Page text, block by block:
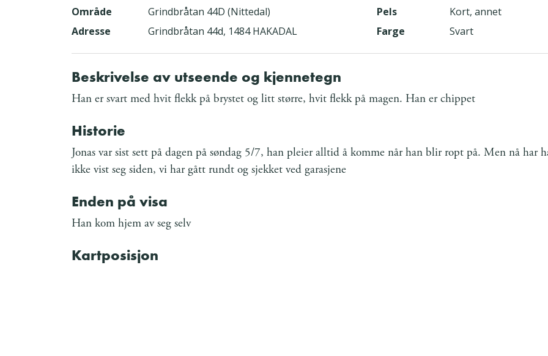
Område
Grindbråtan 44D (Nittedal)
Adresse
Grindbråtan 44d, 1484 HAKADAL
Pels
Kort, annet
Farge
Svart
Beskrivelse av utseende og kjennetegn
Han er svart med hvit flekk på brystet og litt større, hvit flekk på magen. Han er chippet
Historie
Jonas var sist sett på dagen på søndag 5/7, han pleier alltid å komme når han blir ropt på. Men nå har
ikke vist seg siden, vi har gått rundt og sjekket ved garasjene
Enden på visa
Han kom hjem av seg selv
Kartposisjon